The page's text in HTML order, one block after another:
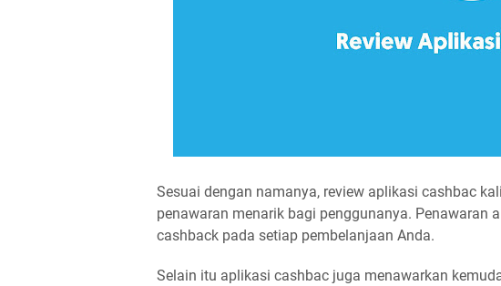
Sesuai dengan namanya, review aplikasi cashbac
penawaran menarik bagi penggunanya. Penawaran
cashback pada setiap pembelanjaan Anda.
Selain itu aplikasi cashbac juga menawarkan